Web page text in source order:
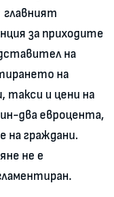
главният
за приходите
на
на
такси и цени на
два евроцента,
на граждани.
не е